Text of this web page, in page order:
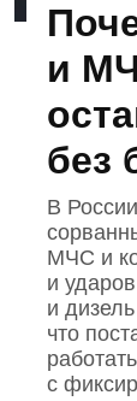
и
без
В
МЧС и
и
и
что
с